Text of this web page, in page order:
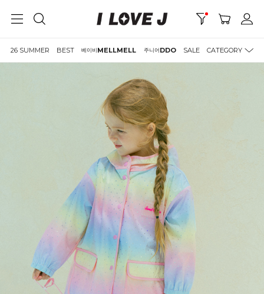
26 SUMMER BEST 베이비MELLMELL 주니어DDO SALE CATEGORY